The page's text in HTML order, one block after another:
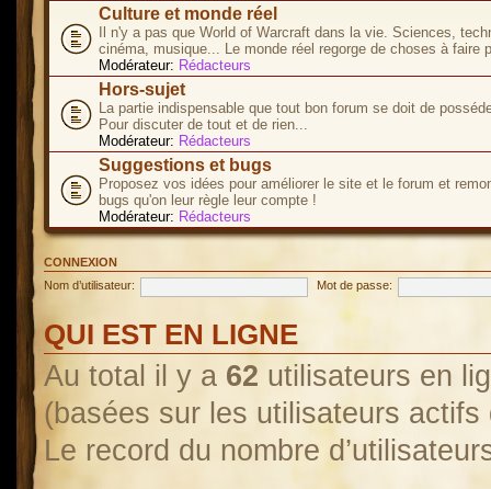
Culture et monde réel
Il n'y a pas que World of Warcraft dans la vie. Sciences,
cinéma, musique... Le monde réel regorge de choses à faire
Modérateur: Rédacteurs
Hors-sujet
La partie indispensable que tout bon forum se doit de
Pour discuter de tout et de rien...
Modérateur: Rédacteurs
Suggestions et bugs
Proposez vos idées pour améliorer le site et le forum et
bugs qu'on leur règle leur compte !
Modérateur: Rédacteurs
CONNEXION
Nom d’utilisateur:
Mot de passe:
QUI EST EN LIGNE
Au total il y a 62 utilisateurs en
(basées sur les utilisateurs
Le record du nombre